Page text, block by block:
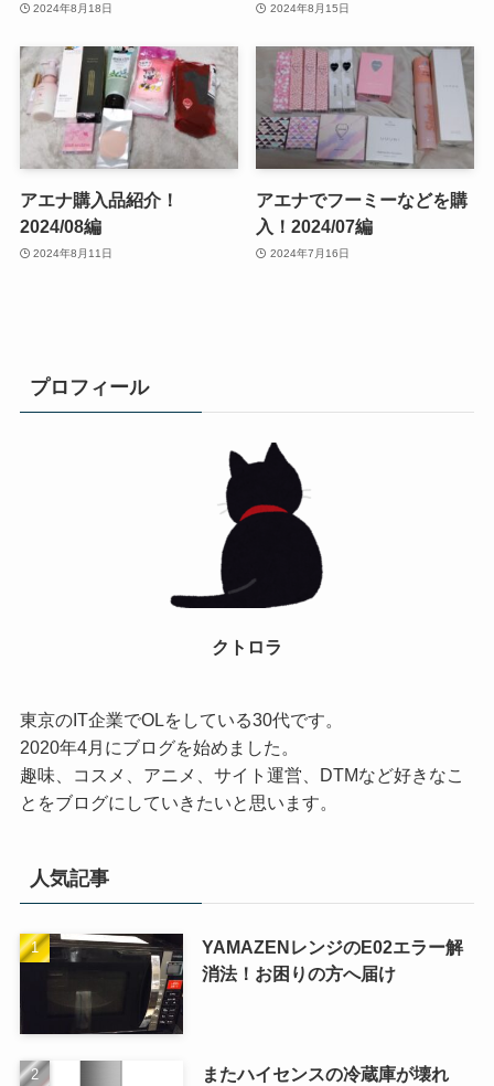
2024年8月18日 2024年8月15日
アエナ購入品紹介！
2024/08編
2024年8月11日
アエナでフーミーなどを購
入！2024/07編
2024年7月16日
プロフィール
クトロラ
東京のIT企業でOLをしている30代です。
2020年4月にブログを始めました。
趣味、コスメ、アニメ、サイト運営、DTMなど好きなこ
とをブログにしていきたいと思います。
人気記事
YAMAZENレンジのE02エラー解
消法！お困りの方へ届け
またハイセンスの冷蔵庫が壊れ